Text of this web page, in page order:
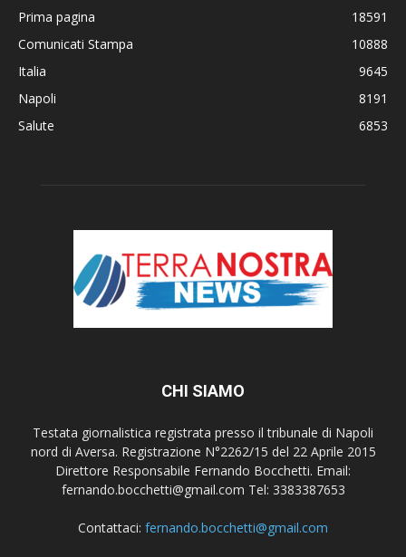
Prima pagina
18591
Comunicati Stampa
10888
Italia
9645
Napoli
8191
Salute
6853
CHI SIAMO
Testata giornalistica registrata presso il tribunale di Napoli
nord di Aversa. Registrazione N°2262/15 del 22 Aprile 2015
Direttore Responsabile Fernando Bocchetti. Email:
fernando.bocchetti@gmail.com Tel: 3383387653
Contattaci: fernando.bocchetti@gmail.com